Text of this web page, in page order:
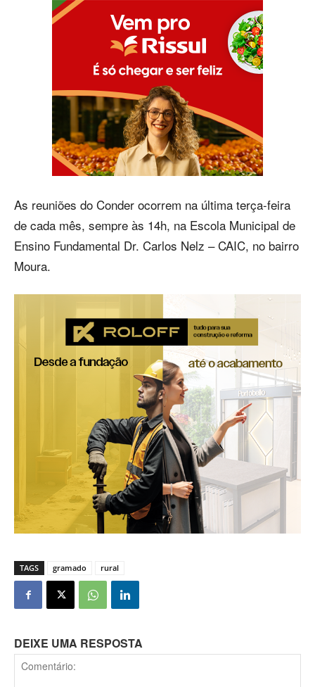
As reuniões do Conder ocorrem na última terça-feira
de cada mês, sempre às 14h, na Escola Municipal de
Ensino Fundamental Dr. Carlos Nelz – CAIC, no bairro
Moura.
TAGS gramado rural
DEIXE UMA RESPOSTA